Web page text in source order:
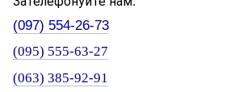
(097) 554-26-73
(095) 555-63-27
(063) 385-92-91